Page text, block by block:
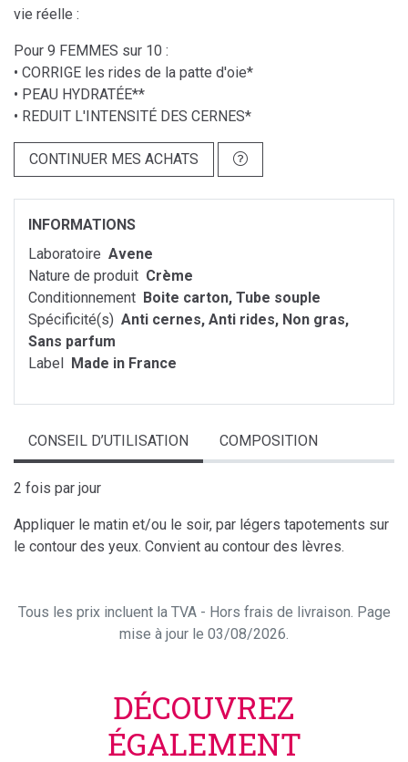
vie réelle :
Pour 9 FEMMES sur 10 :
• CORRIGE les rides de la patte d'oie*
• PEAU HYDRATÉE**
• REDUIT L'INTENSITÉ DES CERNES*
CONTINUER MES ACHATS
INFORMATIONS
Laboratoire Avene
Nature de produit Crème
Conditionnement Boite carton, Tube souple
Spécificité(s) Anti cernes, Anti rides, Non gras,
Sans parfum
Label Made in France
CONSEIL D’UTILISATION COMPOSITION
2 fois par jour
Appliquer le matin et/ou le soir, par légers tapotements sur
le contour des yeux. Convient au contour des lèvres.
Tous les prix incluent la TVA - Hors frais de livraison. Page
mise à jour le 03/08/2026.
DÉCOUVREZ
ÉGALEMENT